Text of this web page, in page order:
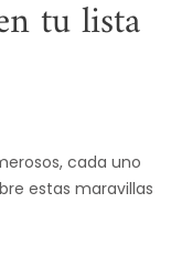
tu lista
cada uno
estas maravillas